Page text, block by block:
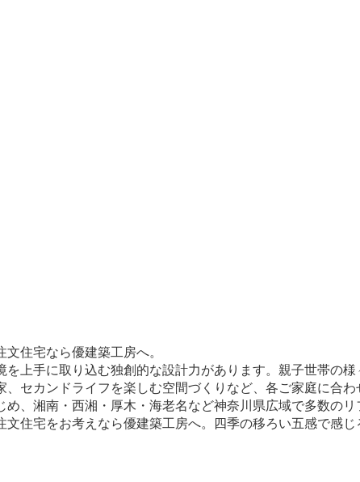
住宅なら優建築工房へ。
上手に取り込む独創的な設計力があります。親子世帯の
セカンドライフを楽しむ空間づくりなど、各ご家庭に合
、湘南・西湘・厚木・海老名など神奈川県広域で多数のリ
住宅をお考えなら優建築工房へ。四季の移ろい五感で感じ